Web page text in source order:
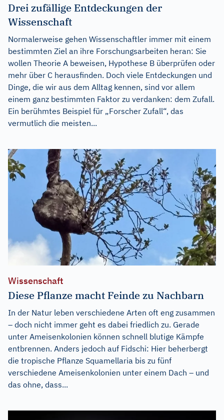
Drei zufällige Entdeckungen der
Wissenschaft
Normalerweise gehen Wissenschaftler immer mit einem
bestimmten Ziel an ihre Forschungsarbeiten heran: Sie
wollen Theorie A beweisen, Hypothese B überprüfen oder
mehr über C herausfinden. Doch viele Entdeckungen und
Dinge, die wir aus dem Alltag kennen, sind vor allem
einem ganz bestimmten Faktor zu verdanken: dem Zufall.
Ein berühmtes Beispiel für „Forscher Zufall“, das
vermutlich die meisten...
Wissenschaft
Diese Pflanze macht Feinde zu Nachbarn
In der Natur leben verschiedene Arten oft eng zusammen
– doch nicht immer geht es dabei friedlich zu. Gerade
unter Ameisenkolonien können schnell blutige Kämpfe
entbrennen. Anders jedoch auf Fidschi: Hier beherbergt
die tropische Pflanze Squamellaria bis zu fünf
verschiedene Ameisenkolonien unter einem Dach – und
das ohne, dass...